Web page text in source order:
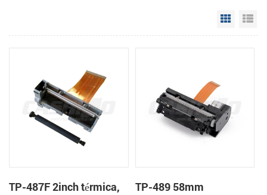
Grid
TP-487F 2inch térmica,
TP-489 58mm